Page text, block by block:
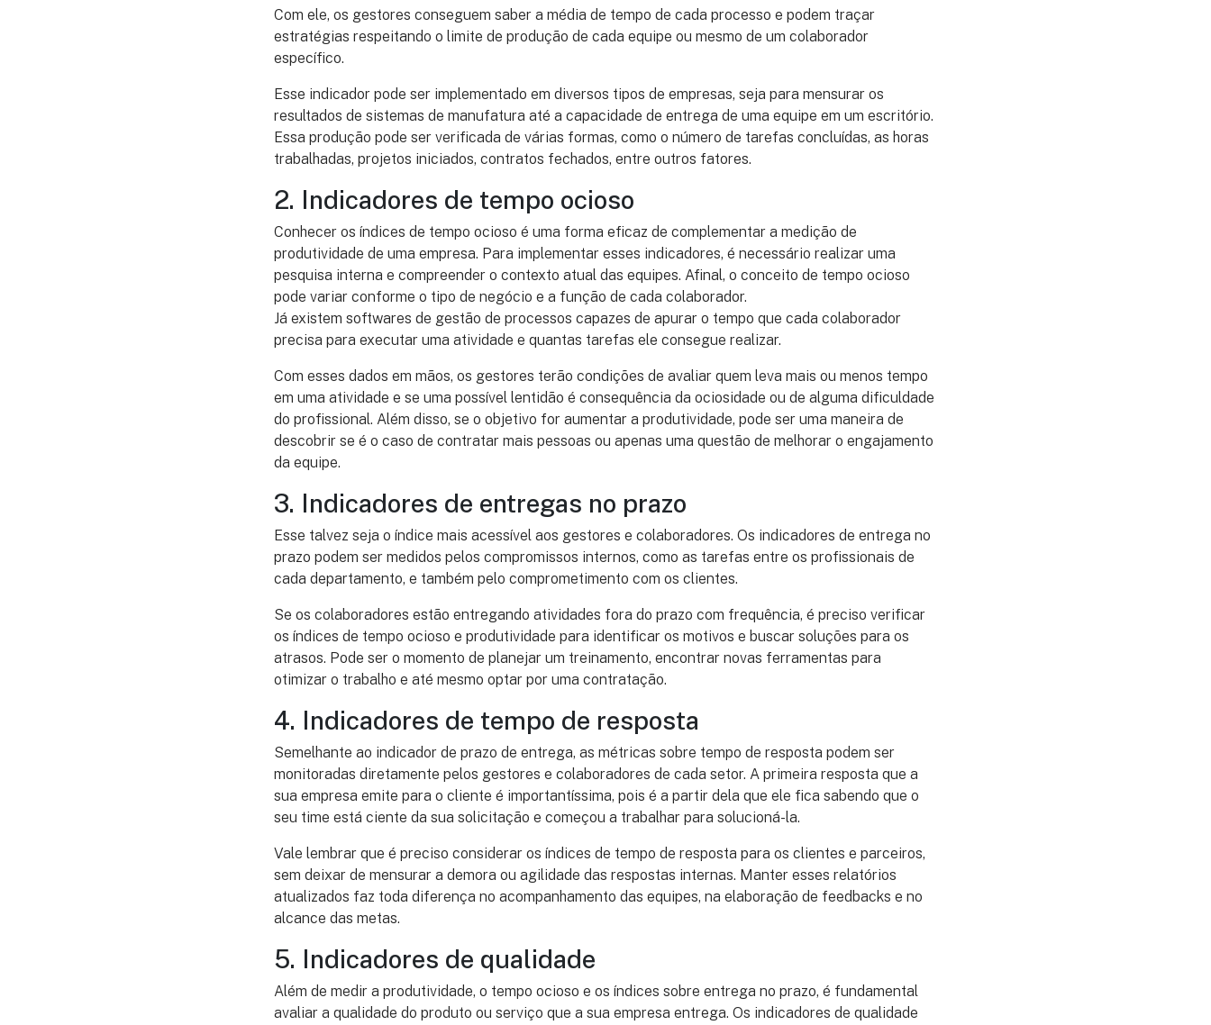
Com ele, os gestores conseguem saber a média de tempo de cada processo e podem traçar
estratégias respeitando o limite de produção de cada equipe ou mesmo de um colaborador
específico.
Esse indicador pode ser implementado em diversos tipos de empresas, seja para mensurar os
resultados de sistemas de manufatura até a capacidade de entrega de uma equipe em um escritório.
Essa produção pode ser verificada de várias formas, como o número de tarefas concluídas, as horas
trabalhadas, projetos iniciados, contratos fechados, entre outros fatores.
2. Indicadores de tempo ocioso
Conhecer os índices de tempo ocioso é uma forma eficaz de complementar a medição de
produtividade de uma empresa. Para implementar esses indicadores, é necessário realizar uma
pesquisa interna e compreender o contexto atual das equipes. Afinal, o conceito de tempo ocioso
pode variar conforme o tipo de negócio e a função de cada colaborador.
Já existem softwares de gestão de processos capazes de apurar o tempo que cada colaborador
precisa para executar uma atividade e quantas tarefas ele consegue realizar.
Com esses dados em mãos, os gestores terão condições de avaliar quem leva mais ou menos tempo
em uma atividade e se uma possível lentidão é consequência da ociosidade ou de alguma dificuldade
do profissional. Além disso, se o objetivo for aumentar a produtividade, pode ser uma maneira de
descobrir se é o caso de contratar mais pessoas ou apenas uma questão de melhorar o engajamento
da equipe.
3. Indicadores de entregas no prazo
Esse talvez seja o índice mais acessível aos gestores e colaboradores. Os indicadores de entrega no
prazo podem ser medidos pelos compromissos internos, como as tarefas entre os profissionais de
cada departamento, e também pelo comprometimento com os clientes.
Se os colaboradores estão entregando atividades fora do prazo com frequência, é preciso verificar
os índices de tempo ocioso e produtividade para identificar os motivos e buscar soluções para os
atrasos. Pode ser o momento de planejar um treinamento, encontrar novas ferramentas para
otimizar o trabalho e até mesmo optar por uma contratação.
4. Indicadores de tempo de resposta
Semelhante ao indicador de prazo de entrega, as métricas sobre tempo de resposta podem ser
monitoradas diretamente pelos gestores e colaboradores de cada setor. A primeira resposta que a
sua empresa emite para o cliente é importantíssima, pois é a partir dela que ele fica sabendo que o
seu time está ciente da sua solicitação e começou a trabalhar para solucioná-la.
Vale lembrar que é preciso considerar os índices de tempo de resposta para os clientes e parceiros,
sem deixar de mensurar a demora ou agilidade das respostas internas. Manter esses relatórios
atualizados faz toda diferença no acompanhamento das equipes, na elaboração de feedbacks e no
alcance das metas.
5. Indicadores de qualidade
Além de medir a produtividade, o tempo ocioso e os índices sobre entrega no prazo, é fundamental
avaliar a qualidade do produto ou serviço que a sua empresa entrega. Os indicadores de qualidade